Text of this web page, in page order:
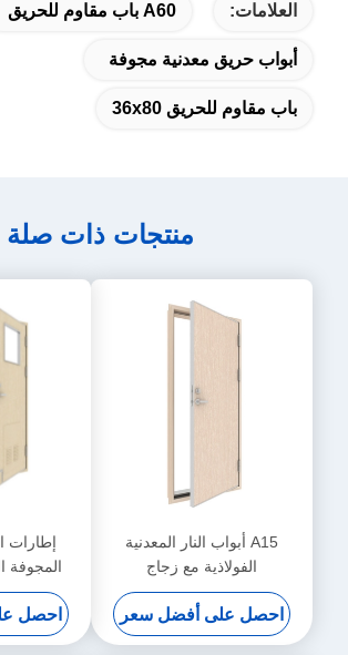
العلامات: A60 باب مقاوم للحريق
أبواب حريق معدنية مجوفة
باب مقاوم للحريق 36x80
منتجات ذات صلة
A15 أبواب النار المعدنية
الفولاذية مع زجاج
2400x1200mm
احصل على أفضل سعر
إطارات
المجوفة
التجاري
زجاجية
احصل